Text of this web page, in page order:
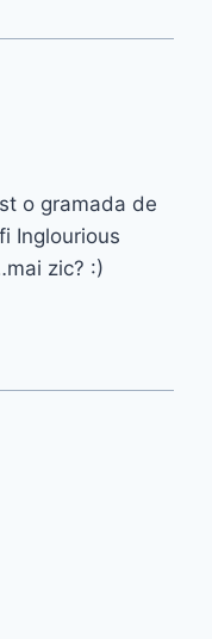
o gramada de
Inglourious
zic? :)